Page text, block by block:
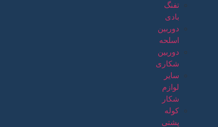
تفنگ
بادی
دوربین
اسلحه
دوربین
شکاری
سایر
لوازم
شکار
کوله
پشتی